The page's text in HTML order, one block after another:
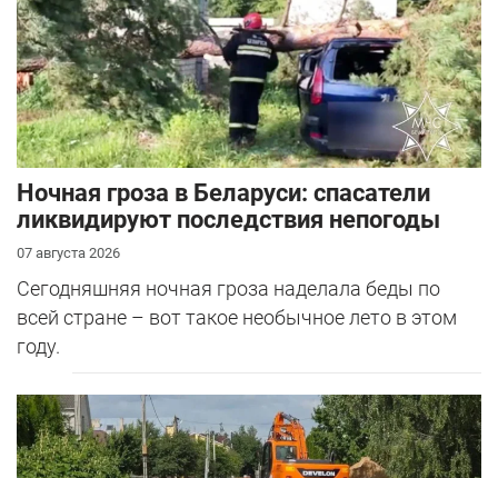
Ночная гроза в Беларуси: спасатели
ликвидируют последствия непогоды
07 августа 2026
Сегодняшняя ночная гроза наделала беды по
всей стране – вот такое необычное лето в этом
году.